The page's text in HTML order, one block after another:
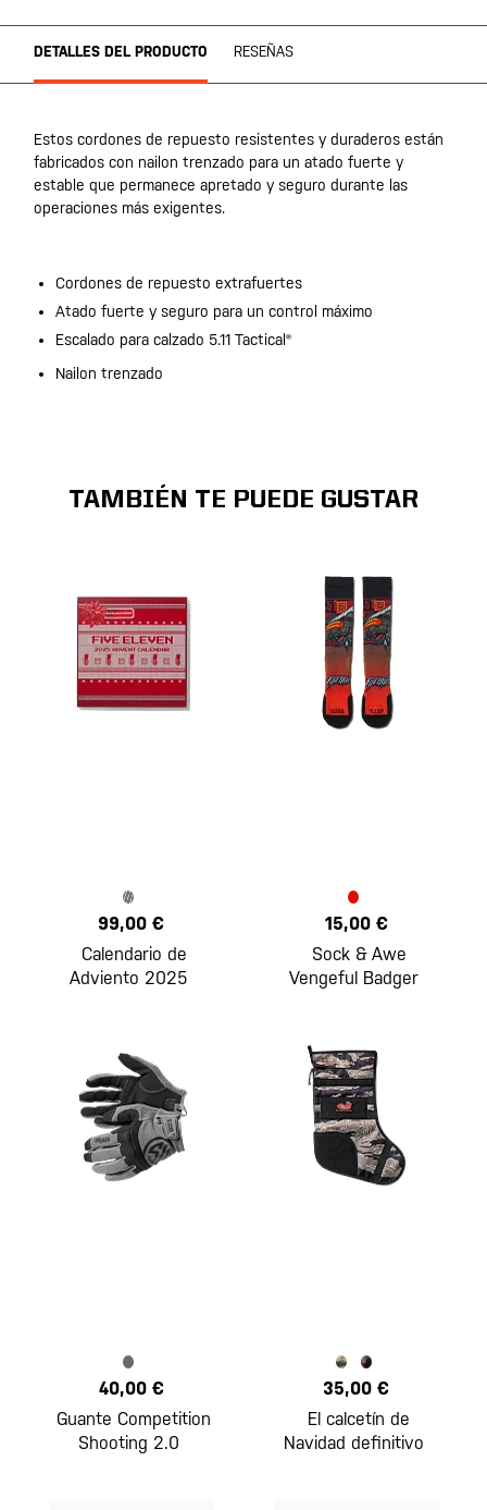
DETALLES DEL PRODUCTO RESEÑAS
Estos cordones de repuesto resistentes y duraderos están
fabricados con nailon trenzado para un atado fuerte y
estable que permanece apretado y seguro durante las
operaciones más exigentes.
Cordones de repuesto extrafuertes
Atado fuerte y seguro para un control máximo
Escalado para calzado 5.11 Tactical®
Nailon trenzado
TAMBIÉN TE PUEDE GUSTAR
99,00 €
Calendario de
Adviento 2025
15,00 €
Sock & Awe
Vengeful Badger
40,00 €
Guante Competition
Shooting 2.0
35,00 €
El calcetín de
Navidad definitivo